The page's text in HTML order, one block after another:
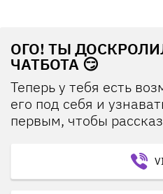
ОГО! ТЫ
ЧАТБОТА 😏
Теперь у тебя есть
его под себя и
первым, чтобы